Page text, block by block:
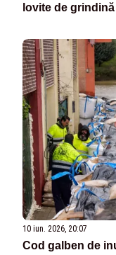
lovite de
10 iun. 2026, 20:07
Cod galben de